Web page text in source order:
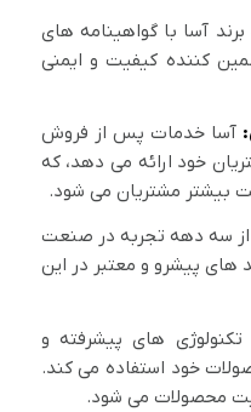
آسا با گواهینامه های
کننده کیفیت و ایمنی
آسا خدمات پس از فروش
خود ارائه می دهد، که
بیشتر مشتریان می شود.
از سه دهه تجربه در صنعت
های پیشرو و معتبر در این
تکنولوژی های پیشرفته و
خود استفاده می کند.
محصولات می شود.